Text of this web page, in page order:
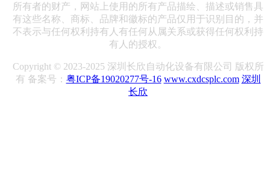
所有者的财产，网站上使用的所有产品描绘、描述或销售具
有这些名称、商标、品牌和徽标的产品仅用于识别目的，并
不表示与任何权利持有人有任何从属关系或获得任何权利持
有人的授权。
Copyright © 2023-2025 深圳长欣自动化设备有限公司 版权所
有 备案号： 粤ICP备19020277号-16 www.cxdcsplc.com 深圳
长欣